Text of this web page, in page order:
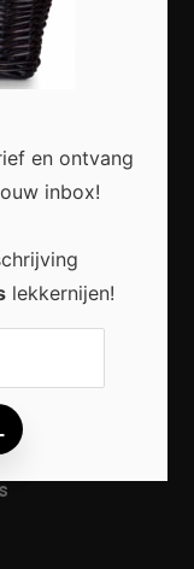
en ontvang
inbox!
lekkernijen!